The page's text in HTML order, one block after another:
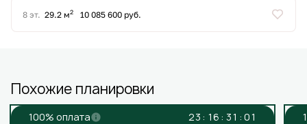
8 эт. 29.2 м2 10 085 600 руб.
Похожие планировки
100% оплата 23 : 16 : 31 : 00